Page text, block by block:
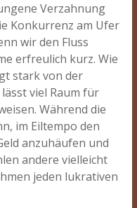
Verzahnung
Konkurrenz am Ufer
wir den Fluss
erfreulich kurz. Wie
stark von der
viel Raum für
Während die
im Eiltempo den
anzuhäufen und
andere vielleicht
jeden lukrativen